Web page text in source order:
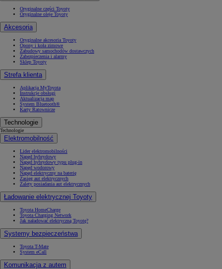
Oryginalne części Toyoty
Oryginalne oleje Toyoty
Akcesoria
Oryginalne akcesoria Toyoty
Opony i koła zimowe
Zabudowy samochodów dostawczych
Zabezpieczenia i alarmy
Sklep Toyoty
Strefa klienta
Aplikacja MyToyota
Instrukcje obsługi
Aktualizacja map
System Bluetooth®
Karty Ratownicze
Technologie
Technologie
Elektromobilność
Lider elektromobilności
Napęd hybrydowy
Napęd hybrydowy typu plug-in
Napęd wodorowy
Napęd elektryczny na baterię
Zasięg aut elektrycznych
Zalety posiadania aut elektrycznych
Ładowanie elektrycznej Toyoty
Toyota HomeCharge
Toyota Charging Network
Jak naładować elektryczną Toyotę?
Systemy bezpieczeństwa
Toyota T-Mate
System eCall
Komunikacja z autem